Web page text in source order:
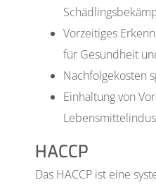
Vorzeitiges
für Gesundheit
Nachfolgekosten
Einhaltung von
HACCP
Das HACCP ist eine